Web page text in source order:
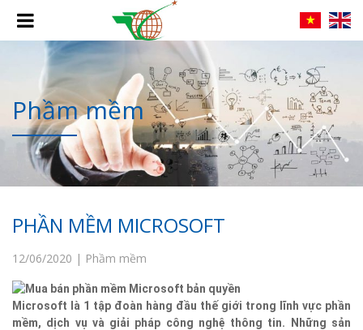
Phầm mềm
PHẦN MỀM MICROSOFT
12/06/2020 | Phầm mềm
Microsoft là 1 tập đoàn hàng đầu thế giới trong lĩnh vực phần
mềm, dịch vụ và giải pháp công nghệ thông tin. Những sản